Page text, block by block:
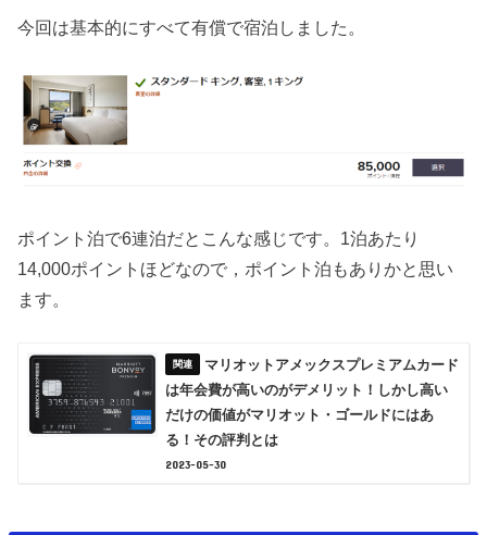
今回は基本的にすべて有償で宿泊しました。
ポイント泊で6連泊だとこんな感じです。1泊あたり
14,000ポイントほどなので，ポイント泊もありかと思い
ます。
マリオットアメックスプレミアムカード
は年会費が高いのがデメリット！しかし高い
だけの価値がマリオット・ゴールドにはあ
る！その評判とは
2023-05-30